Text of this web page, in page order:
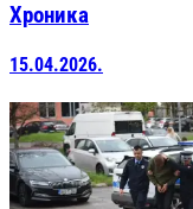
Хроника
15.04.2026.